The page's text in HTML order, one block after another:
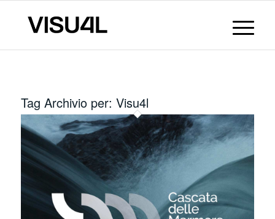
Tag Archivio per: Visu4l